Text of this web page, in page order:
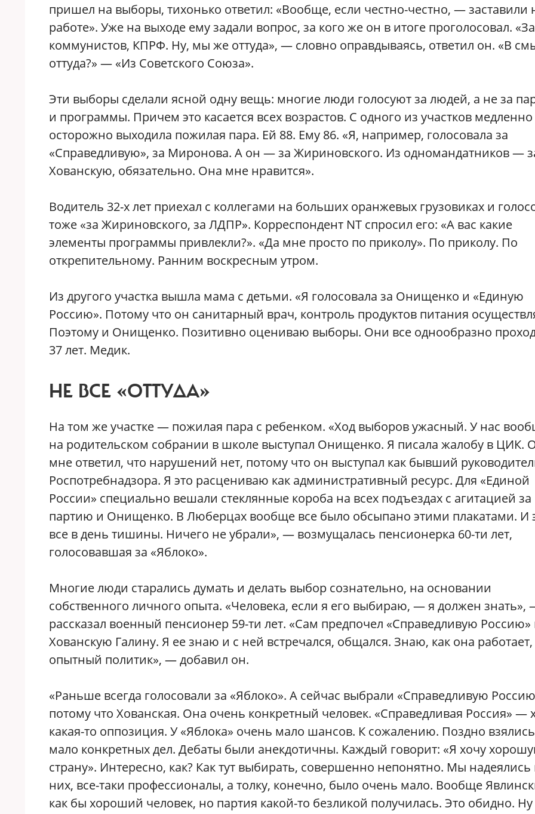
пришел на выборы, тихонько ответил: «Вообще, если честно-честно, — заставили
работе». Уже на выходе ему задали вопрос, за кого же он в итоге проголосовал. «За
коммунистов, КПРФ. Ну, мы же оттуда», — словно оправдываясь, ответил он. «В
оттуда?» — «Из Советского Союза».
Эти выборы сделали ясной одну вещь: многие люди голосуют за людей, а не за
и программы. Причем это касается всех возрастов. С одного из участков
осторожно выходила пожилая пара. Ей 88. Ему 86. «Я, например, голосовала за
«Справедливую», за Миронова. А он — за Жириновского. Из одномандатников —
Хованскую, обязательно. Она мне нравится».
Водитель 32-х лет приехал с коллегами на больших оранжевых грузовиках и
тоже «за Жириновского, за ЛДПР». Корреспондент NT спросил его: «А вас какие
элементы программы привлекли?». «Да мне просто по приколу». По приколу. По
открепительному. Ранним воскресным утром.
Из другого участка вышла мама с детьми. «Я голосовала за Онищенко и «Единую
Россию». Потому что он санитарный врач, контроль продуктов питания
Поэтому и Онищенко. Позитивно оцениваю выборы. Они все однообразно
37 лет. Медик.
НЕ ВСЕ «ОТТУДА»
На том же участке — пожилая пара с ребенком. «Ход выборов ужасный. У нас
на родительском собрании в школе выступал Онищенко. Я писала жалобу в ЦИК.
мне ответил, что нарушений нет, потому что он выступал как бывший
Роспотребнадзора. Я это расцениваю как административный ресурс. Для «Единой
России» специально вешали стеклянные короба на всех подъездах с агитацией за
партию и Онищенко. В Люберцах вообще все было обсыпано этими плакатами. И
все в день тишины. Ничего не убрали», — возмущалась пенсионерка 60-ти лет,
голосовавшая за «Яблоко».
Многие люди старались думать и делать выбор сознательно, на основании
собственного личного опыта. «Человека, если я его выбираю, — я должен знать»,
рассказал военный пенсионер 59-ти лет. «Сам предпочел «Справедливую Россию»
Хованскую Галину. Я ее знаю и с ней встречался, общался. Знаю, как она
опытный политик», — добавил он.
«Раньше всегда голосовали за «Яблоко». А сейчас выбрали «Справедливую
потому что Хованская. Она очень конкретный человек. «Справедливая Россия» —
какая-то оппозиция. У «Яблока» очень мало шансов. К сожалению. Поздно
мало конкретных дел. Дебаты были анекдотичны. Каждый говорит: «Я хочу
страну». Интересно, как? Как тут выбирать, совершенно непонятно. Мы надеялись
них, все-таки профессионалы, а толку, конечно, было очень мало. Вообще
как бы хороший человек, но партия какой-то безликой получилась. Это обидно. Ну